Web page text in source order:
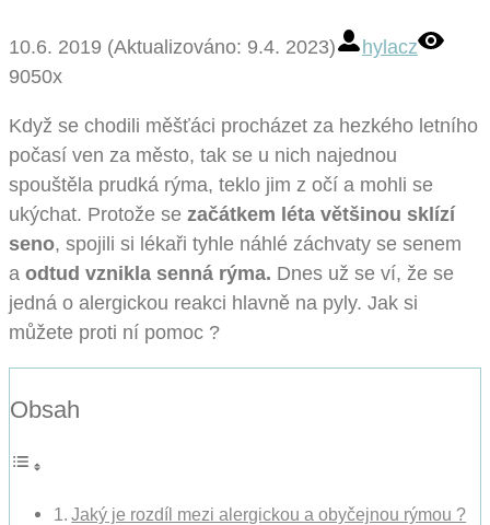
10.6. 2019 (Aktualizováno: 9.4. 2023)
hylacz
9050x
Když se chodili měšťáci procházet za hezkého letního
počasí ven za město, tak se u nich najednou
spouštěla prudká rýma, teklo jim z očí a mohli se
ukýchat. Protože se začátkem léta většinou sklízí
seno, spojili si lékaři tyhle náhlé záchvaty se senem
a odtud vznikla senná rýma. Dnes už se ví, že se
jedná o alergickou reakci hlavně na pyly. Jak si
můžete proti ní pomoc ?
Obsah
Jaký je rozdíl mezi alergickou a obyčejnou rýmou ?